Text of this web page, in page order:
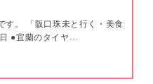
す。 「阪口珠未と行く・美食
●宜蘭のタイヤ…